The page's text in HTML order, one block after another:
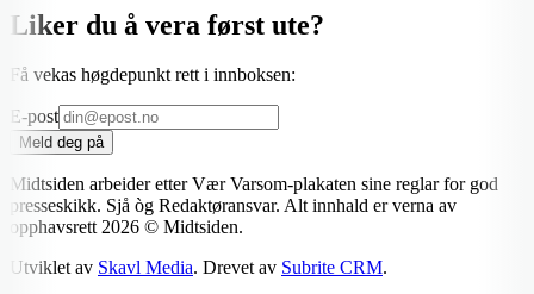
Liker du å vera først ute?
Få vekas høgdepunkt rett i innboksen:
E-post
Meld deg på
Midtsiden arbeider etter Vær Varsom-plakaten sine reglar for god
presseskikk. Sjå òg Redaktøransvar. Alt innhald er verna av
opphavsrett2026 © Midtsiden.
Utviklet av Skavl Media. Drevet av Subrite CRM.